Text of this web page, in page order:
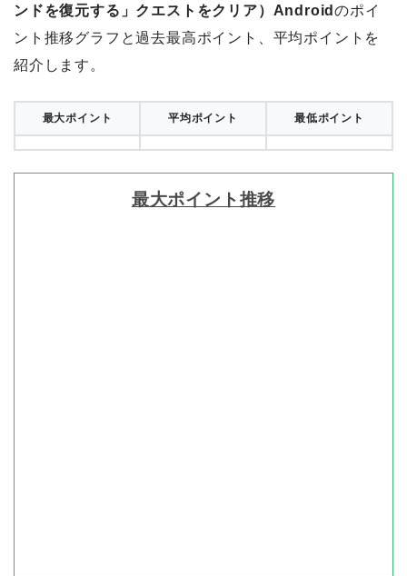
ンドを復元する」クエストをクリア）Androidのポイ
ント推移グラフと過去最高ポイント、平均ポイントを
紹介します。
最大ポイント 平均ポイント 最低ポイント
最大ポイント推移